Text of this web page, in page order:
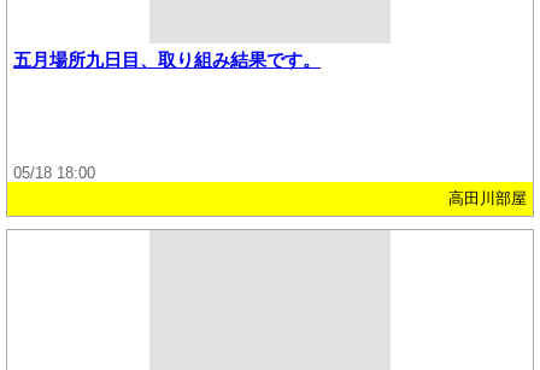
五月場所九日目、取り組み結果です。
05/18 18:00
高田川部屋